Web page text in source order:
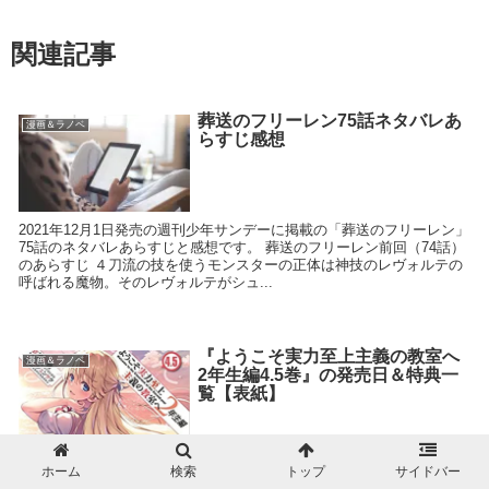
関連記事
漫画＆ラノベ
葬送のフリーレン75話ネタバレあ
らすじ感想
2021年12月1日発売の週刊少年サンデーに掲載の「葬送のフリーレン」
75話のネタバレあらすじと感想です。 葬送のフリーレン前回（74話）
のあらすじ ４刀流の技を使うモンスターの正体は神技のレヴォルテの
呼ばれる魔物。そのレヴォルテがシュ...
漫画＆ラノベ
『ようこそ実力至上主義の教室へ
2年生編4.5巻』の発売日＆特典一
覧【表紙】
『ようこそ実力至上主義の教室へ 2年生編(4.5)』の発売日と特典一覧を
まとめました。
ホーム 検索 トップ サイドバー